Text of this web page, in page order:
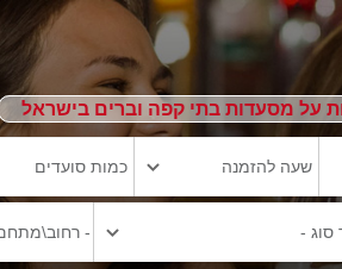
על מסעדות בתי קפה וברים בישראל